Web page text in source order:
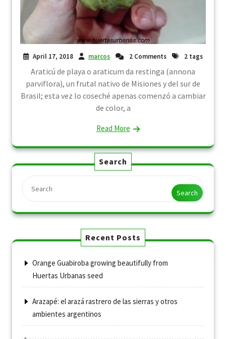
April 17, 2018 marcos 2 Comments 2 tags
Araticú de playa o araticum da restinga (annona
parviflora), un frutal nativo de Misiones y del sur de
Brasil; esta vez lo coseché apenas comenzó a cambiar
de color, a
Read More
Search
Search
Recent Posts
Orange Guabiroba growing beautifully from
Huertas Urbanas seed
Arazapé: el arazá rastrero de las sierras y otros
ambientes argentinos